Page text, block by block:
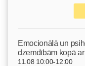
Emocionālā un
dzemdībām kopā
11.08 10:00-12:00